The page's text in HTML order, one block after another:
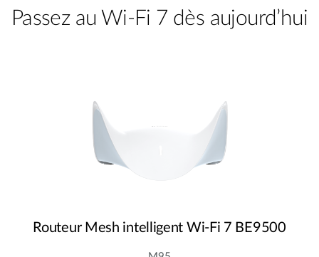
Passez au Wi-Fi 7 dès aujourd’hui
Routeur Mesh intelligent Wi-Fi 7 BE9500